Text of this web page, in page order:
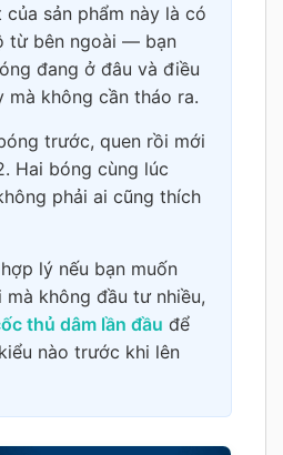
sản phẩm này là có
từ bên ngoài — bạn
đang ở đâu và điều
mà không cần tháo ra.
trước, quen rồi mới
Hai bóng cùng lúc
phải ai cũng thích
lý nếu bạn muốn
không đầu tư nhiều,
thủ dâm lần đầu để
nào trước khi lên